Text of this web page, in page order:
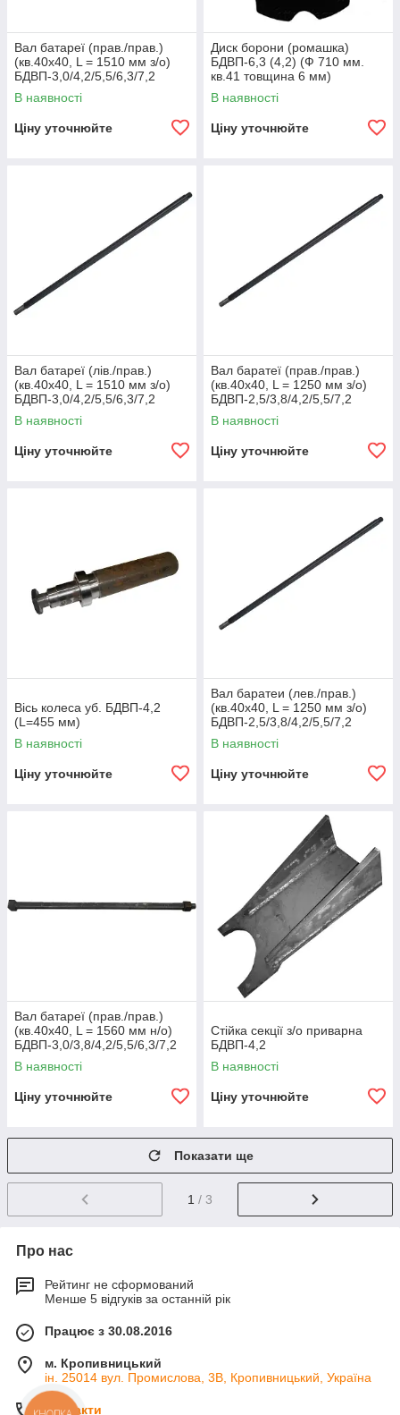
Вал батареї (прав./прав.)
(кв.40х40, L = 1510 мм з/о)
БДВП-3,0/4,2/5,5/6,3/7,2
'Червонянський агромаш'
В наявності
Ціну уточнюйте
Диск борони (ромашка)
БДВП-6,3 (4,2) (Ф 710 мм.
кв.41 товщина 6 мм)
КРАСНЯНКА- Bellota
В наявності
Ціну уточнюйте
Вал батареї (лів./прав.)
(кв.40х40, L = 1510 мм з/о)
БДВП-3,0/4,2/5,5/6,3/7,2
'Червонянський агромаш'
В наявності
Ціну уточнюйте
Вал баратеї (прав./прав.)
(кв.40х40, L = 1250 мм з/о)
БДВП-2,5/3,8/4,2/5,5/7,2
'Червонянський агромаш'
В наявності
Ціну уточнюйте
Вісь колеса уб. БДВП-4,2
(L=455 мм)
В наявності
Ціну уточнюйте
Вал баратеи (лев./прав.)
(кв.40х40, L = 1250 мм з/о)
БДВП-2,5/3,8/4,2/5,5/7,2
'Червонянський агромаш'
В наявності
Ціну уточнюйте
Вал батареї (прав./прав.)
(кв.40х40, L = 1560 мм н/о)
БДВП-3,0/3,8/4,2/5,5/6,3/7,2
'Краснянський агромаш
В наявності
Ціну уточнюйте
Стійка секції з/о приварна
БДВП-4,2
В наявності
Ціну уточнюйте
Показати ще
1 / 3
Про нас
Рейтинг не сформований
Менше 5 відгуків за останній рік
Працює з 30.08.2016
м. Кропивницький
ін. 25014 вул. Промислова, 3В, Кропивницький, Україна
Контакти